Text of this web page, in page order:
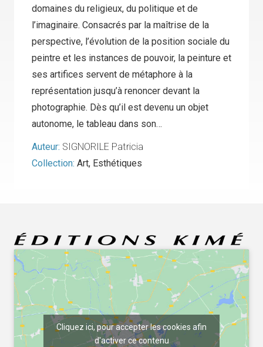
domaines du religieux, du politique et de
l’imaginaire. Consacrés par la maîtrise de la
perspective, l’évolution de la position sociale du
peintre et les instances de pouvoir, la peinture et
ses artifices servent de métaphore à la
représentation jusqu’à renoncer devant la
photographie. Dès qu’il est devenu un objet
autonome, le tableau dans son…
Auteur: SIGNORILE Patricia
Collection: Art, Esthétiques
Cliquez ici, pour accepter les cookies afin
d'activer ce contenu